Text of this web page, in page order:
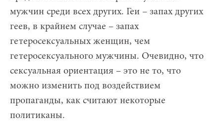
мужчин среди всех других. Геи – запах других
геев, в крайнем случае – запах
гетеросексуальных женщин, чем
гетеросексуального мужчины. Очевидно, что
сексуальная ориентация – это не то, что
можно изменить под воздействием
пропаганды, как считают некоторые
политиканы.